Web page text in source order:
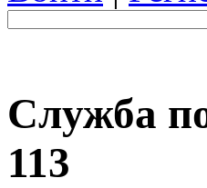
Служба
113